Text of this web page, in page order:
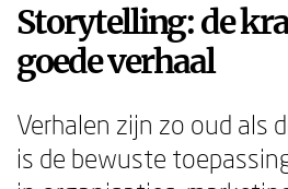
Storytelling: de
goede verhaal
Verhalen zijn zo oud als
is de bewuste